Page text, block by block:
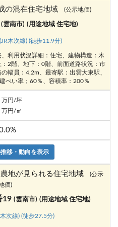
の混在住宅地域 (公示地価)
(雲南市) (用途地域 住宅地)
(JR木次線) (徒歩11.9分)
利用状況詳細：住宅、建物構造：木
2階、地下：0階、前面道路状況：市
幅員：4.2m、最寄駅：出雲大東駅、
ぺい率；60％、容積率：200％
万円/坪
万円/㎡
移・動向を表示
地が見られる住宅地域
(公示
価)
19 (雲南市) (用途地域 住宅地)
木次線) (徒歩27.5分)